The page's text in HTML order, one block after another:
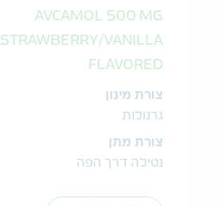
AVCAMOL 500 MG
STRAWBERRY/VANILLA
FLAVORED
צורת מינון
גרנולות
צורת מתן
נטילה דרך הפה